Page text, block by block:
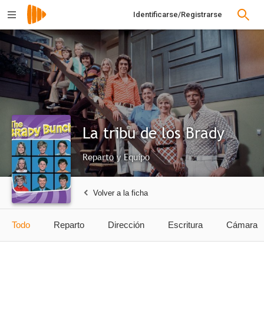
Identificarse/Registrarse
La tribu de los Brady
Reparto y Equipo
Volver a la ficha
Todo Reparto Dirección Escritura Cámara